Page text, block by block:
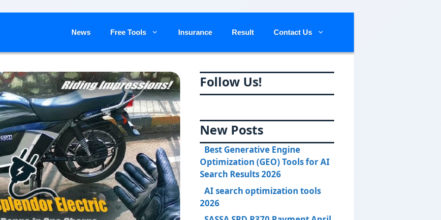
News Free Tools Insurance Result Contact Us
Follow Us!
New Posts
Best Generative Engine
Optimization (GEO) Tools for AI
Search Results 2026
AI search optimization tools
2026